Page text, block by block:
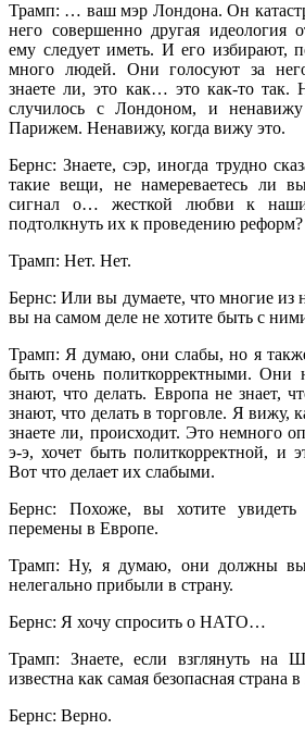
Трамп: … ваш мэр Лондона. Он
него совершенно другая идеология
ему следует иметь. И его избирают,
много людей. Они голосуют за
знаете ли, это как… это как-то
случилось с Лондоном, и
Парижем. Ненавижу, когда вижу это.
Бернс: Знаете, сэр, иногда трудно
такие вещи, не намереваетесь ли
сигнал о… жесткой любви к
подтолкнуть их к проведению реформ?
Трамп: Нет. Нет.
Бернс: Или вы думаете, что многие
вы на самом деле не хотите быть с
Трамп: Я думаю, они слабы, но я
быть очень политкорректными.
знают, что делать. Европа не знает,
знают, что делать в торговле. Я вижу,
знаете ли, происходит. Это немного
э-э, хочет быть политкорректной, и
Вот что делает их слабыми.
Бернс: Похоже, вы хотите увидеть
перемены в Европе.
Трамп: Ну, я думаю, они должны
нелегально прибыли в страну.
Бернс: Я хочу спросить о НАТО…
Трамп: Знаете, если взглянуть на
известна как самая безопасная страна
Бернс: Верно.